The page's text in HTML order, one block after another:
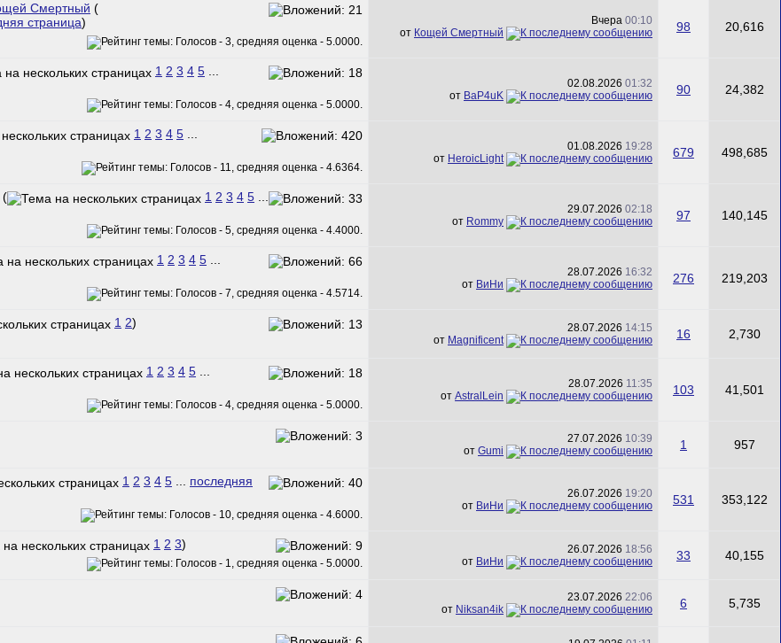
Смертный (
страница) Вчера 00:10
от Кощей Смертный 98 20,616
1 2 3 4 5 ...
02.08.2026 01:32
от BaP4uK 90 24,382
1 2 3 4 5 ...
01.08.2026 19:28
от HeroicLight 679 498,685
( 1 2 3 4 5 ...
29.07.2026 02:18
от Rommy 97 140,145
1 2 3 4 5 ...
28.07.2026 16:32
от ВиНи 276 219,203
1 2) 28.07.2026 14:15
от Magnificent 16 2,730
1 2 3 4 5 ...
28.07.2026 11:35
от AstralLein 103 41,501
27.07.2026 10:39
от Gumi 1 957
1 2 3 4 5 ... последняя
26.07.2026 19:20
от ВиНи 531 353,122
1 2 3) 26.07.2026 18:56
от ВиНи 33 40,155
23.07.2026 22:06
от Niksan4ik 6 5,735